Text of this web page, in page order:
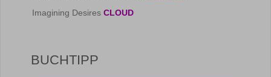
Imagining Desires CLOUD
BUCHTIPP